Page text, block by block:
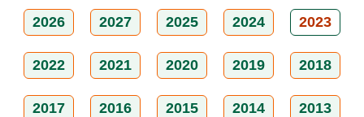
2026 2027 2025 2024 2023
2022 2021 2020 2019 2018
2017 2016 2015 2014 2013